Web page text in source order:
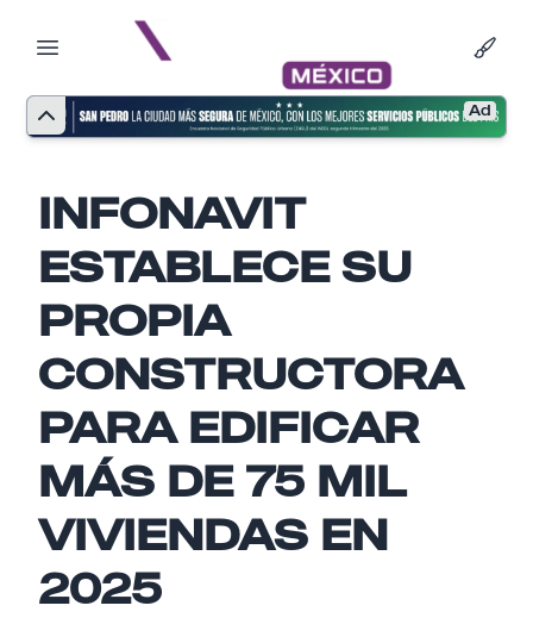
Ad
INFONAVIT
ESTABLECE SU
PROPIA
CONSTRUCTORA
PARA EDIFICAR
MÁS DE 75 MIL
VIVIENDAS EN
2025
Nombre
Email